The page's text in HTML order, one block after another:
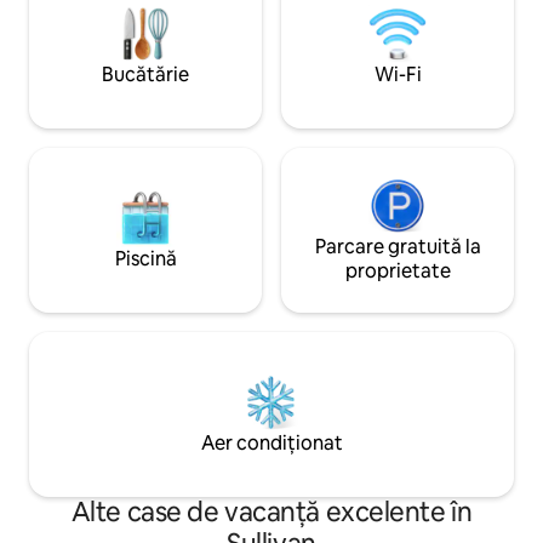
televizorul tău cu ecran mare. Urmărirea
apusului deasupra terenului de golf de
pe puntea din spate.
de pe terasă sau
te în interior în
este situat ideal
Illinois și în
Bucătărie Wi-Fi
Piscină
Parcare gratuită la
proprietate
Aer condiționat
Alte case de vacanță excelente în